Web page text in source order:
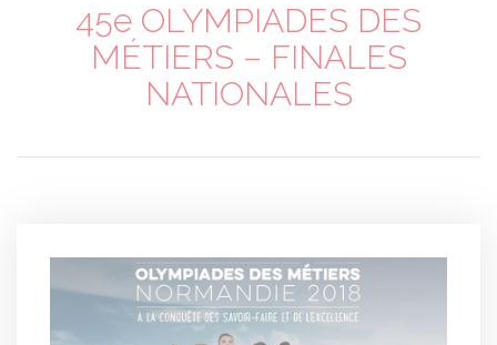
45e OLYMPIADES DES
MÉTIERS – FINALES
NATIONALES